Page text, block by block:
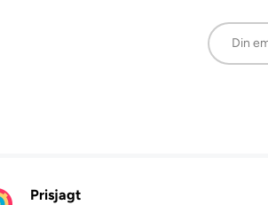
E-mail
Prisjagt